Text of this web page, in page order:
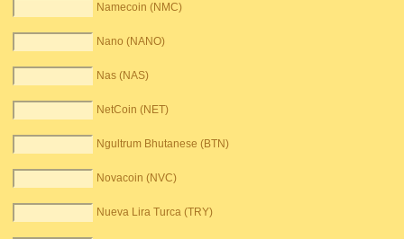
Namecoin (NMC)
Nano (NANO)
Nas (NAS)
NetCoin (NET)
Ngultrum Bhutanese (BTN)
Novacoin (NVC)
Nueva Lira Turca (TRY)